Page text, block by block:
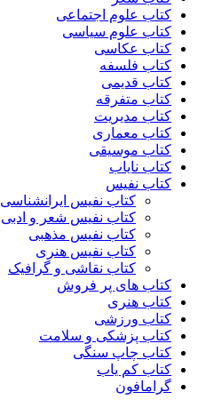
کتاب علوم اجتماعی
کتاب علوم سیاسی
کتاب عکاسی
کتاب فلسفه
کتاب قدیمی
کتاب متفرقه
کتاب مدیریت
کتاب معماری
کتاب موسیقی
کتاب نایاب
کتاب نفیس
کتاب نفیس ایرانشناسی
کتاب نفیس شعر و ادبی
کتاب نفیس مذهبی
کتاب نفیس هنری
کتاب نقاشی و گرافیک
کتاب های پر فروش
کتاب هنری
کتاب ورزشی
کتاب پزشکی و سلامت
کتاب چاپ سنگی
کتاب کم یاب
گرامافون